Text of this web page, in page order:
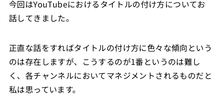
今回はYouTubeにおけるタイトルの付け方についてお
話してきました。
正直な話をすればタイトルの付け方に色々な傾向という
のは存在しますが、こうするのが1番というのは難し
く、各チャンネルにおいてマネジメントされるものだと
私は思っています。